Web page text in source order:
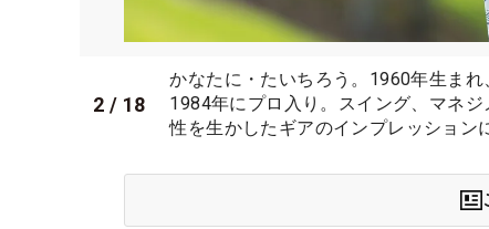
2 / 18
かなたに・たいちろう。1960年生ま
1984年にプロ入り。スイング、マネ
性を生かしたギアのインプレッション